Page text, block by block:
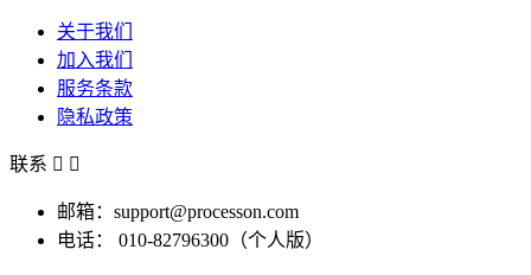
关于我们
加入我们
服务条款
隐私政策
联系  
邮箱：support@processon.com
电话：
010-82796300（个人版）